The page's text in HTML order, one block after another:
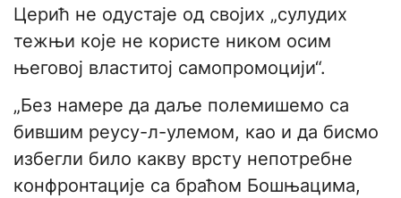
Церић не одустаје од својих „сулудих
тежњи које не користе ником осим
његовој властитој самопромоцији“.
„Без намере да даље полемишемо са
бившим реусу-л-улемом, као и да бисмо
избегли било какву врсту непотребне
конфронтације са браћом Бошњацима,